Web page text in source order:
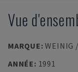
Vue
MARQUE:WEINIG
ANNÉE: 1991